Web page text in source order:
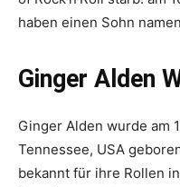
haben einen Sohn
Ginger Alden
Ginger Alden wurde am
Tennessee, USA
bekannt für ihre Rollen in